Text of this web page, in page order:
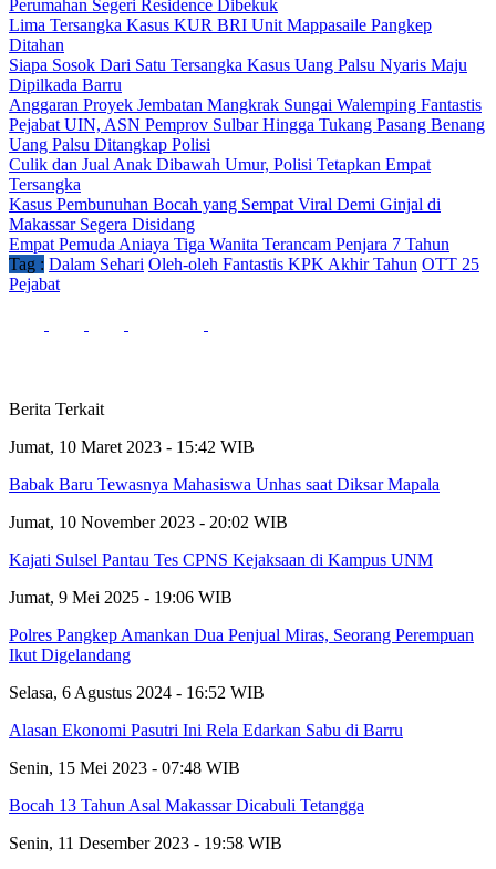
Perumahan Segeri Residence Dibekuk
Lima Tersangka Kasus KUR BRI Unit Mappasaile Pangkep
Ditahan
Siapa Sosok Dari Satu Tersangka Kasus Uang Palsu Nyaris Maju
Dipilkada Barru
Anggaran Proyek Jembatan Mangkrak Sungai Walemping Fantastis
Pejabat UIN, ASN Pemprov Sulbar Hingga Tukang Pasang Benang
Uang Palsu Ditangkap Polisi
Culik dan Jual Anak Dibawah Umur, Polisi Tetapkan Empat
Tersangka
Kasus Pembunuhan Bocah yang Sempat Viral Demi Ginjal di
Makassar Segera Disidang
Empat Pemuda Aniaya Tiga Wanita Terancam Penjara 7 Tahun
Tag : Dalam Sehari Oleh-oleh Fantastis KPK Akhir Tahun OTT 25
Pejabat
Berita Terkait
Jumat, 10 Maret 2023 - 15:42 WIB
Babak Baru Tewasnya Mahasiswa Unhas saat Diksar Mapala
Jumat, 10 November 2023 - 20:02 WIB
Kajati Sulsel Pantau Tes CPNS Kejaksaan di Kampus UNM
Jumat, 9 Mei 2025 - 19:06 WIB
Polres Pangkep Amankan Dua Penjual Miras, Seorang Perempuan
Ikut Digelandang
Selasa, 6 Agustus 2024 - 16:52 WIB
Alasan Ekonomi Pasutri Ini Rela Edarkan Sabu di Barru
Senin, 15 Mei 2023 - 07:48 WIB
Bocah 13 Tahun Asal Makassar Dicabuli Tetangga
Senin, 11 Desember 2023 - 19:58 WIB